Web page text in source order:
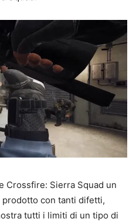
Crossfire: Sierra Squad un
con tanti difetti,
tutti i limiti di un tipo di